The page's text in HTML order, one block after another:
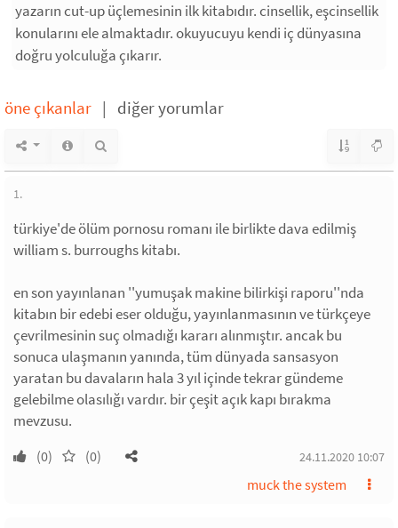
yazarın cut-up üçlemesinin ilk kitabıdır. cinsellik, eşcinsellik
konularını ele almaktadır. okuyucuyu kendi iç dünyasına
doğru yolculuğa çıkarır.
öne çıkanlar | diğer yorumlar
1.
türkiye'de ölüm pornosu romanı ile birlikte dava edilmiş
william s. burroughs kitabı.
en son yayınlanan ''yumuşak makine bilirkişi raporu''nda
kitabın bir edebi eser olduğu, yayınlanmasının ve türkçeye
çevrilmesinin suç olmadığı kararı alınmıştır. ancak bu
sonuca ulaşmanın yanında, tüm dünyada sansasyon
yaratan bu davaların hala 3 yıl içinde tekrar gündeme
gelebilme olasılığı vardır. bir çeşit açık kapı bırakma
mevzusu.
(0) (0) 24.11.2020 10:07
muck the system